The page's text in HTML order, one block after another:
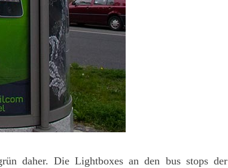
daher. Die Lightboxes an den bus stops der